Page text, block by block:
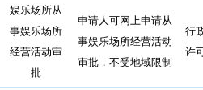
娱乐场所从
事娱乐场所
经营活动审
批
申请人可网上申请从
事娱乐场所经营活动
审批，不受地域限制
行
许